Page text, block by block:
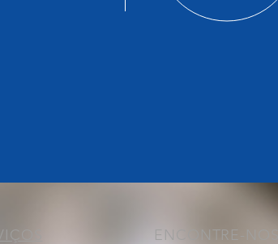
ENCONTRE-NOS